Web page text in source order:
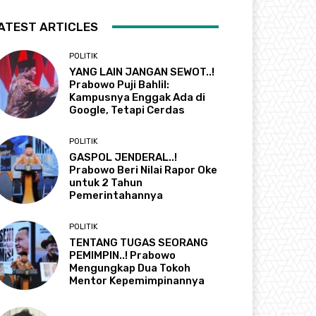
ARTICLES
POLITIK
YANG LAIN JANGAN SEWOT..!
Prabowo Puji Bahlil:
Kampusnya Enggak Ada di
Google, Tetapi Cerdas
POLITIK
GASPOL JENDERAL..!
Prabowo Beri Nilai Rapor Oke
untuk 2 Tahun
Pemerintahannya
POLITIK
TENTANG TUGAS SEORANG
PEMIMPIN..! Prabowo
Mengungkap Dua Tokoh
Mentor Kepemimpinannya